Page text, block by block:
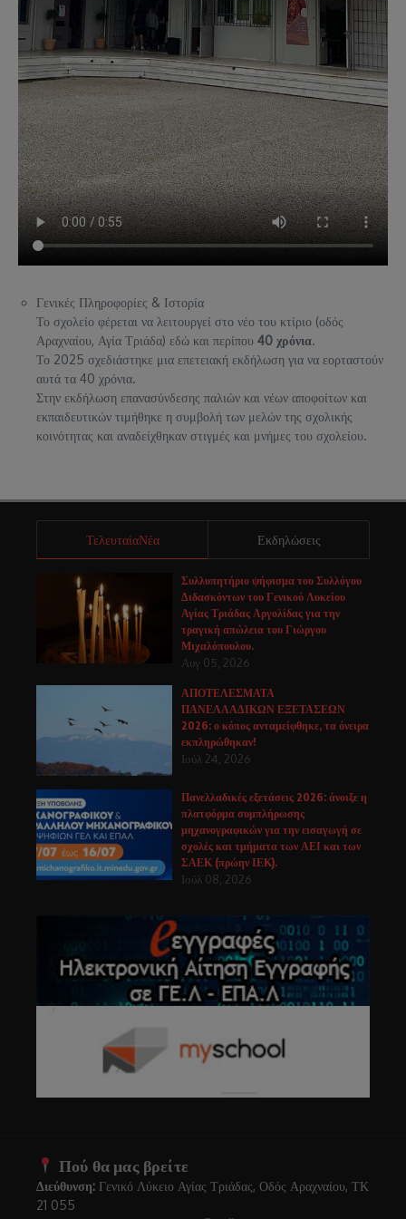
Γενικές Πληροφορίες & Ιστορία
Το σχολείο φέρεται να λειτουργεί στο νέο του κτίριο (οδός
Αραχναίου, Αγία Τριάδα) εδώ και περίπου 40 χρόνια.
Το 2025 σχεδιάστηκε μια επετειακή εκδήλωση για να εορταστούν
αυτά τα 40 χρόνια.
Στην εκδήλωση επανασύνδεσης παλιών και νέων αποφοίτων και
εκπαιδευτικών τιμήθηκε η συμβολή των μελών της σχολικής
κοινότητας και αναδείχθηκαν στιγμές και μνήμες του σχολείου.
ΤελευταίαΝέα Εκδηλώσεις
Συλλυπητήριο ψήφισμα του Συλλόγου
Διδασκόντων του Γενικού Λυκείου
Αγίας Τριάδας Αργολίδας για την
τραγική απώλεια του Γιώργου
Μιχαλόπουλου.
Αυγ 05, 2026
ΑΠΟΤΕΛΕΣΜΑΤΑ
ΠΑΝΕΛΛΑΔΙΚΩΝ ΕΞΕΤΑΣΕΩΝ
2026: ο κόπος ανταμείφθηκε, τα όνειρα
εκπληρώθηκαν!
Ιούλ 24, 2026
Πανελλαδικές εξετάσεις 2026: άνοιξε η
πλατφόρμα συμπλήρωσης
μηχανογραφικών για την εισαγωγή σε
σχολές και τμήματα των ΑΕΙ και των
ΣΑΕΚ (πρώην ΙΕΚ).
Ιούλ 08, 2026
Πού θα μας βρείτε
Διεύθυνση: Γενικό Λύκειο Αγίας Τριάδας, Οδός Αραχναίου, ΤΚ
21 055